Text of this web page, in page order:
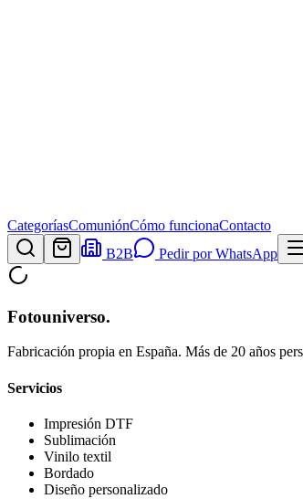
CategoríasComuniónCómo funcionaContacto
B2B
Pedir por WhatsApp
Fotouniverso.
Fabricación propia en España. Más de 20 años
Servicios
Impresión DTF
Sublimación
Vinilo textil
Bordado
Diseño personalizado